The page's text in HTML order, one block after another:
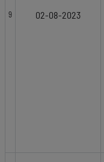
9 02-08-2023